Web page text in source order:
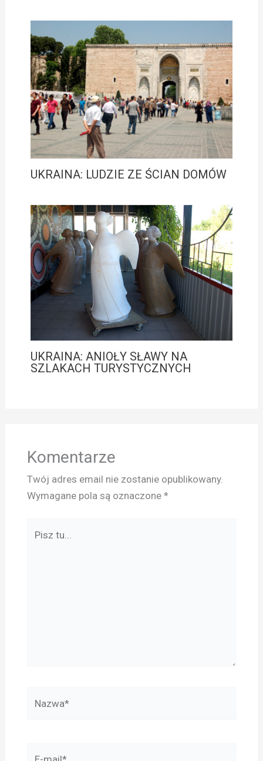
UKRAINA: LUDZIE ZE ŚCIAN DOMÓW
UKRAINA: ANIOŁY SŁAWY NA
SZLAKACH TURYSTYCZNYCH
Komentarze
Twój adres email nie zostanie opublikowany.
Wymagane pola są oznaczone *